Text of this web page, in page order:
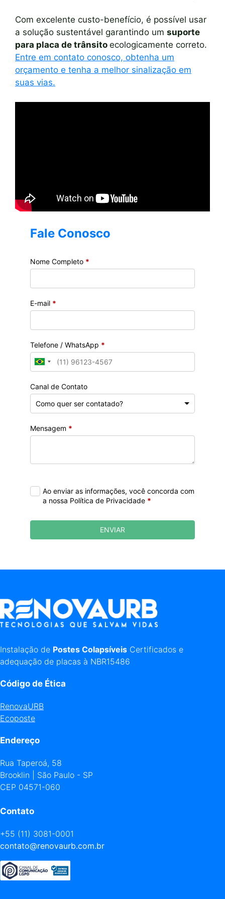
Com excelente custo-benefício, é possível usar
a solução sustentável garantindo um suporte
para placa de trânsito ecologicamente correto.
Entre em contato conosco, obtenha um
orçamento e tenha a melhor sinalização em
suas vias.
Fale Conosco
Nome Completo *
E-mail *
Telefone / WhatsApp *
Canal de Contato
Mensagem *
Ao enviar as informações, você concorda com
a nossa Política de Privacidade *
ENVIAR
Instalação de Postes Colapsíveis Certificados e
adequação de placas à NBR15486
Código de Ética
RenovaURB
Ecoposte
Endereço
Rua Taperoá, 58
Brooklin | São Paulo - SP
CEP 04571-060
Contato
+55 (11) 3081-0001
contato@renovaurb.com.br